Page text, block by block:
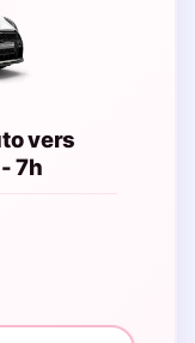
vers
7h